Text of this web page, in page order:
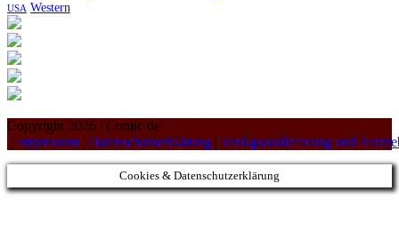
USA Western
Copyright 2026 | Comic.de
| Impressum | Datenschutzerklärung | Verlagsauslieferung und
Cookies & Datenschutzerklärung